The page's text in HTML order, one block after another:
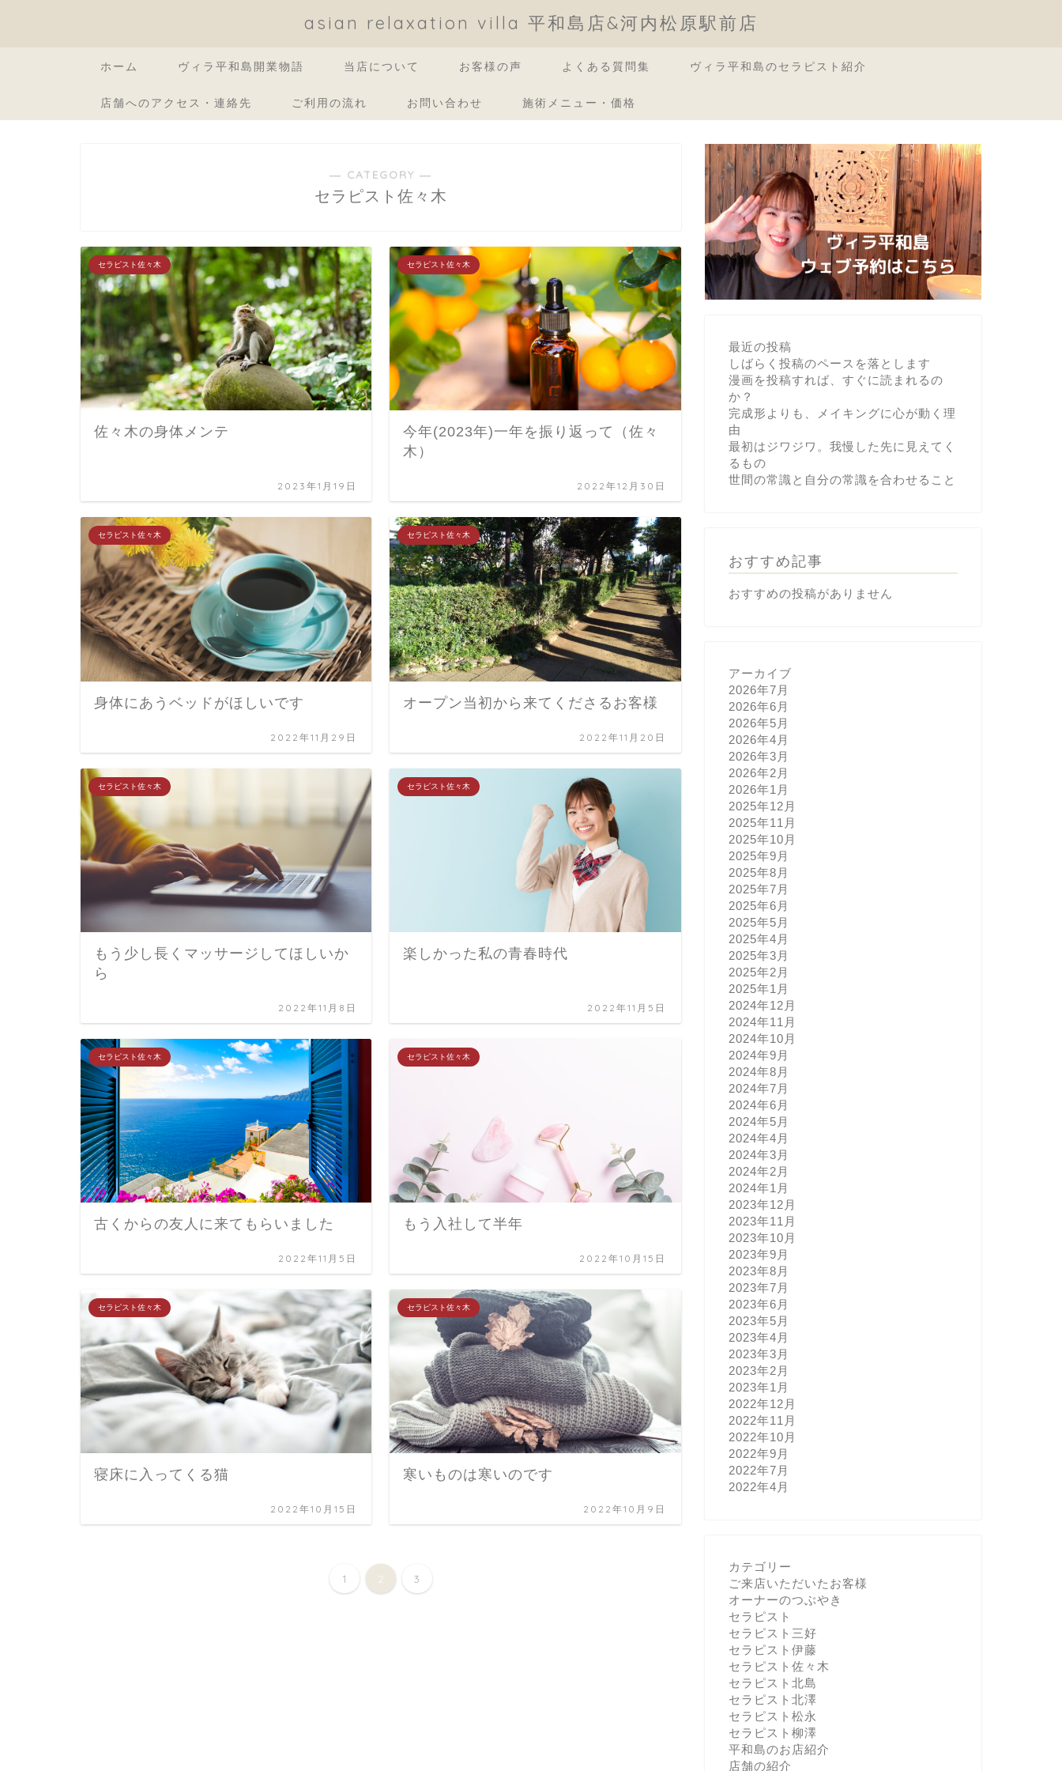
asian relaxation villa 平和島店&河内松原駅前店
ホーム ヴィラ平和島開業物語 当店について お客様の声 よくある質問集 ヴィラ平和島のセラピスト紹介
店舗へのアクセス・連絡先 ご利用の流れ お問い合わせ 施術メニュー・価格
― CATEGORY ―
セラピスト佐々木
セラピスト佐々木
佐々木の身体メンテ
2023年1月19日
セラピスト佐々木
今年(2023年)一年を振り返って（佐々
木）
2022年12月30日
セラピスト佐々木
身体にあうベッドがほしいです
2022年11月29日
セラピスト佐々木
オープン当初から来てくださるお客様
2022年11月20日
セラピスト佐々木
もう少し長くマッサージしてほしいか
ら
2022年11月8日
セラピスト佐々木
楽しかった私の青春時代
2022年11月5日
セラピスト佐々木
古くからの友人に来てもらいました
2022年11月5日
セラピスト佐々木
もう入社して半年
2022年10月15日
セラピスト佐々木
寝床に入ってくる猫
2022年10月15日
セラピスト佐々木
寒いものは寒いのです
2022年10月9日
1 2 3
最近の投稿
しばらく投稿のペースを落とします
漫画を投稿すれば、すぐに読まれるの
か？
完成形よりも、メイキングに心が動く理
由
最初はジワジワ。我慢した先に見えてく
るもの
世間の常識と自分の常識を合わせること
おすすめ記事
おすすめの投稿がありません
アーカイブ
2026年7月
2026年6月
2026年5月
2026年4月
2026年3月
2026年2月
2026年1月
2025年12月
2025年11月
2025年10月
2025年9月
2025年8月
2025年7月
2025年6月
2025年5月
2025年4月
2025年3月
2025年2月
2025年1月
2024年12月
2024年11月
2024年10月
2024年9月
2024年8月
2024年7月
2024年6月
2024年5月
2024年4月
2024年3月
2024年2月
2024年1月
2023年12月
2023年11月
2023年10月
2023年9月
2023年8月
2023年7月
2023年6月
2023年5月
2023年4月
2023年3月
2023年2月
2023年1月
2022年12月
2022年11月
2022年10月
2022年9月
2022年7月
2022年4月
カテゴリー
ご来店いただいたお客様
オーナーのつぶやき
セラピスト
セラピスト三好
セラピスト伊藤
セラピスト佐々木
セラピスト北島
セラピスト北澤
セラピスト松永
セラピスト柳澤
平和島のお店紹介
店舗の紹介